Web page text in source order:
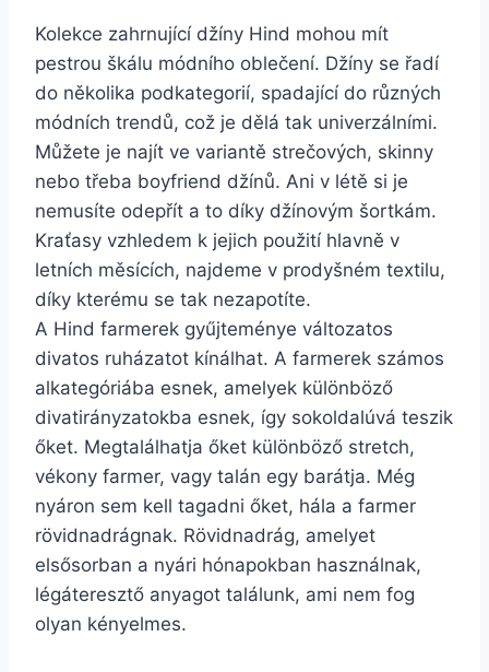
Kolekce zahrnující džíny Hind mohou mít
pestrou škálu módního oblečení. Džíny se řadí
do několika podkategorií, spadající do různých
módních trendů, což je dělá tak univerzálními.
Můžete je najít ve variantě strečových, skinny
nebo třeba boyfriend džínů. Ani v létě si je
nemusíte odepřít a to díky džínovým šortkám.
Kraťasy vzhledem k jejich použití hlavně v
letních měsících, najdeme v prodyšném textilu,
díky kterému se tak nezapotíte.
A Hind farmerek gyűjteménye változatos
divatos ruházatot kínálhat. A farmerek számos
alkategóriába esnek, amelyek különböző
divatirányzatokba esnek, így sokoldalúvá teszik
őket. Megtalálhatja őket különböző stretch,
vékony farmer, vagy talán egy barátja. Még
nyáron sem kell tagadni őket, hála a farmer
rövidnadrágnak. Rövidnadrág, amelyet
elsősorban a nyári hónapokban használnak,
légáteresztő anyagot találunk, ami nem fog
olyan kényelmes.